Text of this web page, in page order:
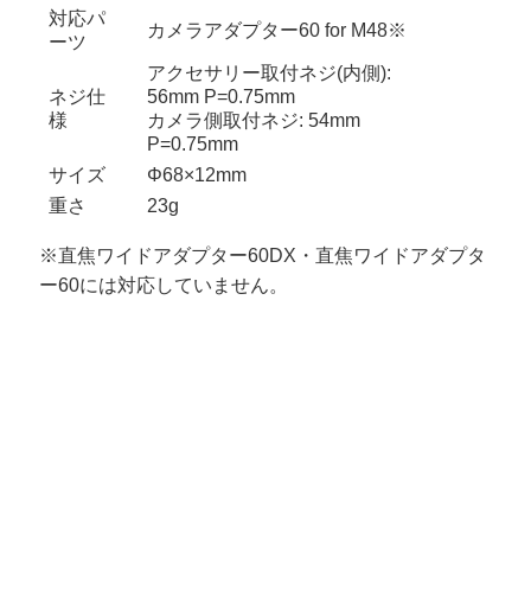
対応パ
ーツ
カメラアダプター60 for M48※
ネジ仕
様
アクセサリー取付ネジ(内側):
56mm P=0.75mm
カメラ側取付ネジ: 54mm
P=0.75mm
サイズ
Φ68×12mm
重さ
23g
※直焦ワイドアダプター60DX・直焦ワイドアダプタ
ー60には対応していません。